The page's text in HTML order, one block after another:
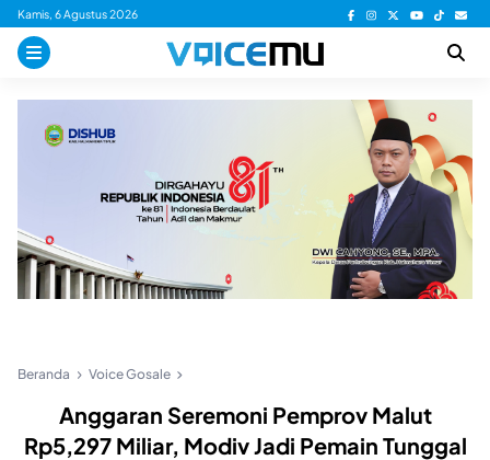
Skip
content
Kamis, 6 Agustus 2026
Beranda Voice Gosale
Anggaran Seremoni Pemprov Malut
Rp5,297 Miliar, Modiv Jadi Pemain Tunggal